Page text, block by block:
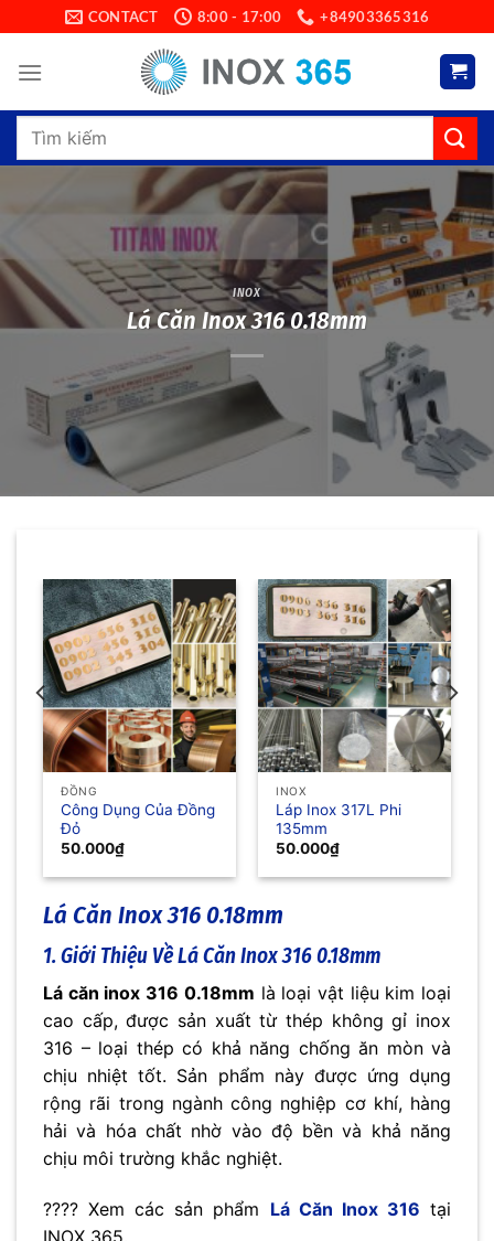
to
content
CONTACT 8:00 - 17:00 +84903365316
Search
INOX
Lá Căn Inox 316 0.18mm
ĐỒNG
Công Dụng Của Đồng
Đỏ
50.000₫
INOX
Láp Inox 317L Phi
135mm
50.000₫
Lá Căn Inox 316 0.18mm
1. Giới Thiệu Về Lá Căn Inox 316 0.18mm
Lá căn inox 316 0.18mm là loại vật liệu kim loại
cao cấp, được sản xuất từ thép không gỉ inox
316 – loại thép có khả năng chống ăn mòn và
chịu nhiệt tốt. Sản phẩm này được ứng dụng
rộng rãi trong ngành công nghiệp cơ khí, hàng
hải và hóa chất nhờ vào độ bền và khả năng
chịu môi trường khắc nghiệt.
???? Xem các sản phẩm Lá Căn Inox 316 tại